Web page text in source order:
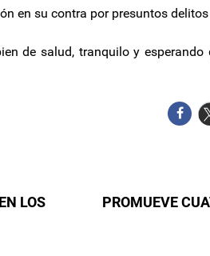
en su contra por presuntos
de salud, tranquilo y
LOS
PROMUEVE